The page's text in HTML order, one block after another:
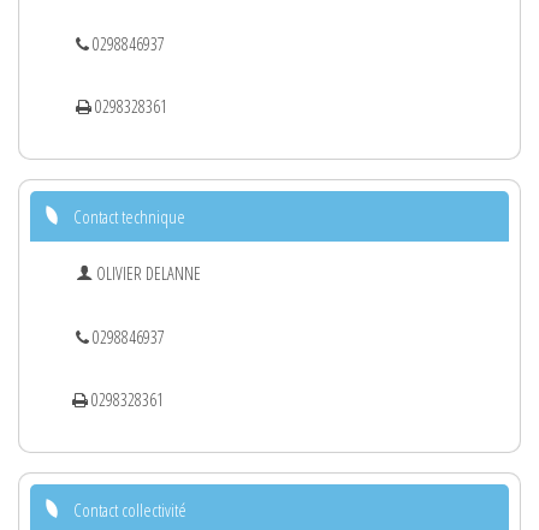
0298846937
0298328361
Contact technique
OLIVIER DELANNE
0298846937
0298328361
Contact collectivité